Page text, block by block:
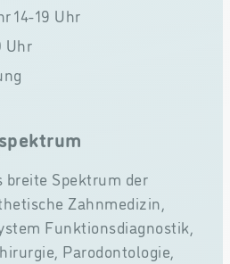
14-19 Uhr
Uhr
breite Spektrum der
Zahnmedizin,
Funktionsdiagnostik,
Parodontologie,